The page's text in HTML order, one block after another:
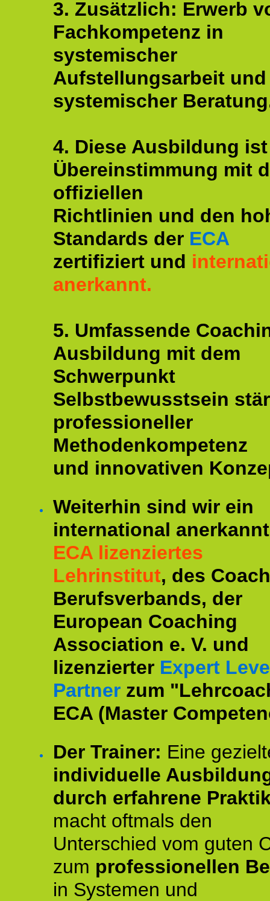
3. Zusätzlich: Erwerb
Fachkompetenz in
systemischer
Aufstellungsarbeit und
systemischer
4. Diese Ausbildung
Übereinstimmung mit
offiziellen
Richtlinien und den
Standards der ECA
zertifiziert und
anerkannt.
5. Umfassende
Ausbildung mit dem
Schwerpunkt
Selbstbewusstsein
professioneller
Methodenkompetenz
und innovativen
Weiterhin sind wir ein
international
ECA lizenziertes
Lehrinstitut, des
Berufsverbands, der
European Coaching
Association e. V. und
lizenzierter Expert
Partner zum
ECA (Master
Der Trainer: Eine
individuelle
durch erfahrene
macht oftmals den
Unterschied vom guten
zum professionellen
in Systemen und